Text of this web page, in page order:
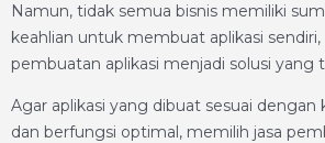
Namun, tidak semua bisnis memiliki
keahlian untuk membuat aplikasi sendiri,
pembuatan aplikasi menjadi solusi yang
Agar aplikasi yang dibuat sesuai dengan
dan berfungsi optimal, memilih jasa